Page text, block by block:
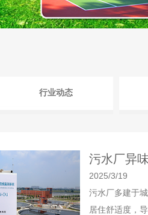
行业动态
污水厂异
2025/3/19
污水厂多建于
居住舒适度，